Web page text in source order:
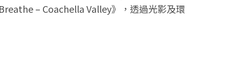
– Coachella Valley》，透過光影及環